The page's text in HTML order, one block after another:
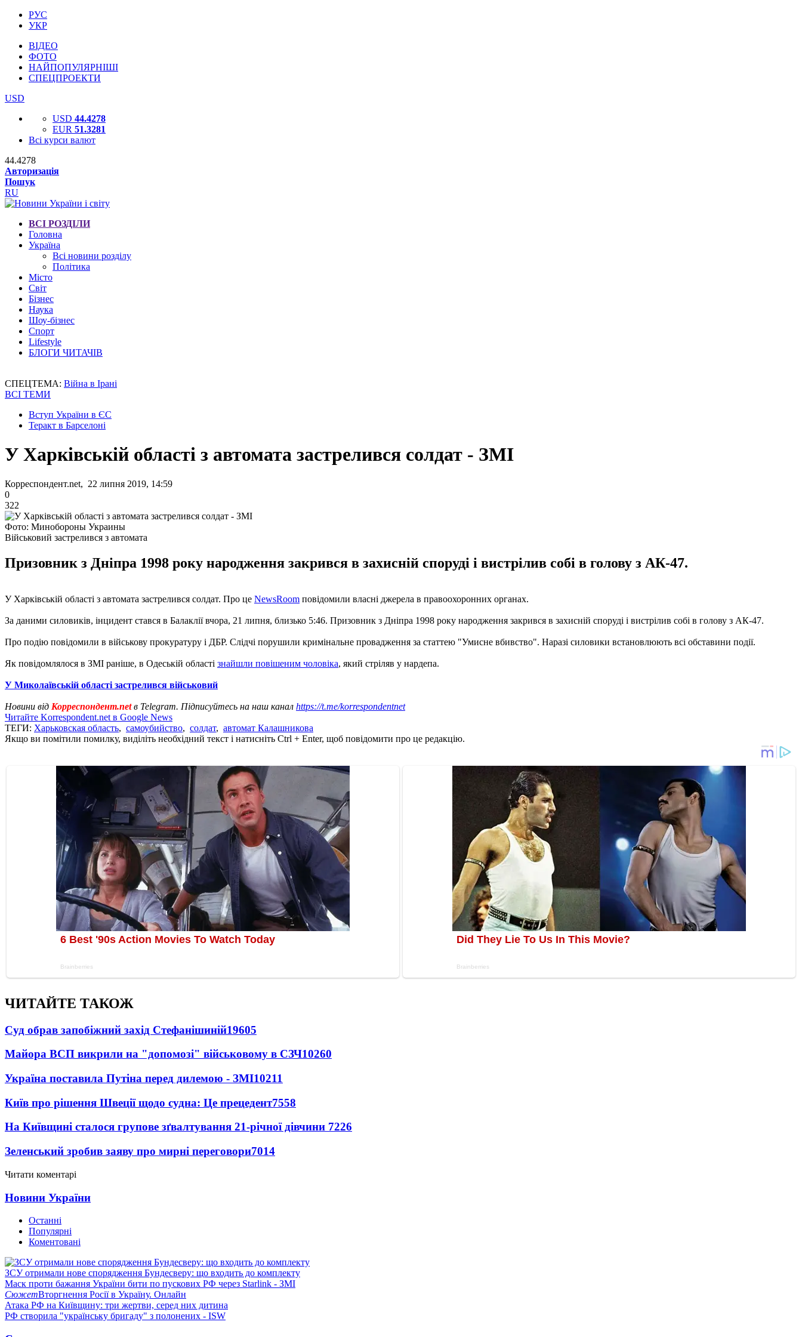
РУС
УКР
ВІДЕО
ФОТО
НАЙПОПУЛЯРНІШІ
СПЕЦПРОЕКТИ
USD
USD 44.4278
EUR 51.3281
Всі курси валют
44.4278
Авторизація
Пошук
RU
ВСІ РОЗДІЛИ
Головна
Україна
Всі новини розділу
Політика
Місто
Світ
Бізнес
Наука
Шоу-бізнес
Спорт
Lifestyle
БЛОГИ ЧИТАЧІВ
СПЕЦТЕМА: Війна в Ірані
ВСІ ТЕМИ
Вступ України в ЄС
Теракт в Барселоні
У Харківській області з автомата застрелився солдат - ЗМІ
Корреспондент.net, 22 липня 2019, 14:59
0
322
Фото: Минобороны Украины
Військовий застрелився з автомата
Призовник з Дніпра 1998 року народження закрився в захисній споруді і вистрілив собі в голову з АК-47.
У Харківській області з автомата застрелився солдат. Про це NewsRoom повідомили власні джерела в правоохоронних органах.
За даними силовиків, інцидент стався в Балаклії вчора, 21 липня, близько 5:46. Призовник з Дніпра 1998 року народження закрився в захисній споруді і вистрілив собі в голову з АК-47.
Про подію повідомили в військову прокуратуру і ДБР. Слідчі порушили кримінальне провадження за статтею "Умисне вбивство". Наразі силовики встановлюють всі обставини події.
Як повідомлялося в ЗМІ раніше, в Одеській області знайшли повішеним чоловіка, який стріляв у нардепа.
У Миколаївській області застрелився військовий
Новини від Корреспондент.netв Telegram. Підписуйтесь на наш канал https://t.me/korrespondentnet
Читайте Korrespondent.net в Google News
ТЕГИ: Харьковская область, самоубийство, солдат, автомат Калашникова
Якщо ви помітили помилку, виділіть необхідний текст і натисніть Ctrl + Enter, щоб повідомити про це редакцію.
ЧИТАЙТЕ ТАКОЖ
Суд обрав запобіжний захід Стефанішиній19605
Майора ВСП викрили на "допомозі" військовому в СЗЧ10260
Україна поставила Путіна перед дилемою - ЗМІ10211
Київ про рішення Швеції щодо судна: Це прецедент7558
На Київщині сталося групове зґвалтування 21-річної дівчини 7226
Зеленський зробив заяву про мирні переговори7014
Читати коментарі
Новини України
Останні
Популярні
Коментовані
ЗСУ отримали нове спорядження Бундесверу: що входить до комплекту
Маск проти бажання України бити по пускових РФ через Starlink - ЗМІ
СюжетВторгнення Росії в Україну. Онлайн
Атака РФ на Київщину: три жертви, серед них дитина
РФ створила "українську бригаду" з полонених - ISW